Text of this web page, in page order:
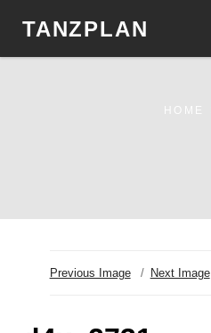
TANZPLAN
HOME
Previous Image Next Image